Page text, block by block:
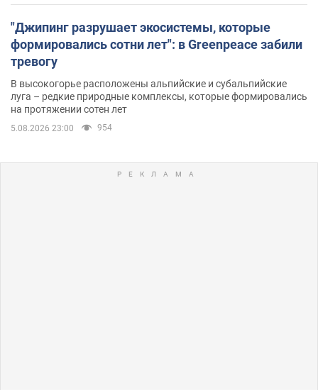
"Джипинг разрушает экосистемы, которые
формировались сотни лет": в Greenpeace забили
тревогу
В высокогорье расположены альпийские и субальпийские
луга – редкие природные комплексы, которые формировались
на протяжении сотен лет
5.08.2026 23:00 954